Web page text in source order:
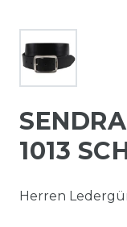
1013
Herren